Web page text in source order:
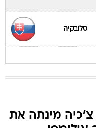
נבחרת ישראל